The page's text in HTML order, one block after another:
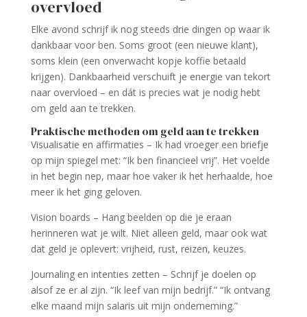
overvloed
Elke avond schrijf ik nog steeds drie dingen op waar ik
dankbaar voor ben. Soms groot (een nieuwe klant),
soms klein (een onverwacht kopje koffie betaald
krijgen). Dankbaarheid verschuift je energie van tekort
naar overvloed – en dát is precies wat je nodig hebt
om geld aan te trekken.
Praktische methoden om geld aan te trekken
Visualisatie en affirmaties – Ik had vroeger een briefje
op mijn spiegel met: “Ik ben financieel vrij”. Het voelde
in het begin nep, maar hoe vaker ik het herhaalde, hoe
meer ik het ging geloven.
Vision boards – Hang beelden op die je eraan
herinneren wat je wilt. Niet alleen geld, maar ook wat
dat geld je oplevert: vrijheid, rust, reizen, keuzes.
Journaling en intenties zetten – Schrijf je doelen op
alsof ze er al zijn. “Ik leef van mijn bedrijf.” “Ik ontvang
elke maand mijn salaris uit mijn onderneming.”